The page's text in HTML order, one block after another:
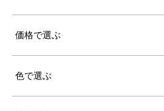
価格で選ぶ
色で選ぶ